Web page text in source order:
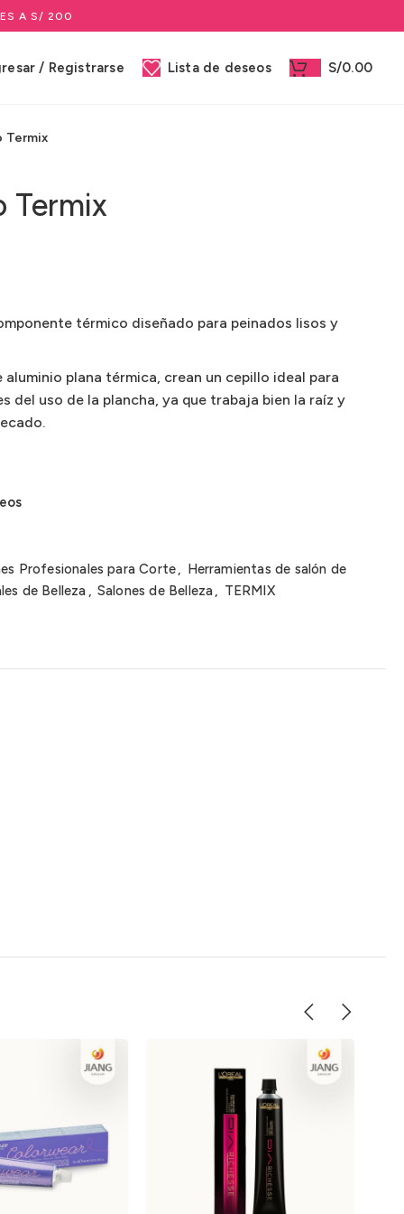
A S/ 200
/ Registrarse Lista de deseos S/0.00
Termix
Termix
térmico diseñado para peinados lisos y
aluminio plana térmica, crean un cepillo ideal para
del uso de la plancha, ya que trabaja bien la raíz y
Profesionales para Corte, Herramientas de salón de
de Belleza , Salones de Belleza, TERMIX